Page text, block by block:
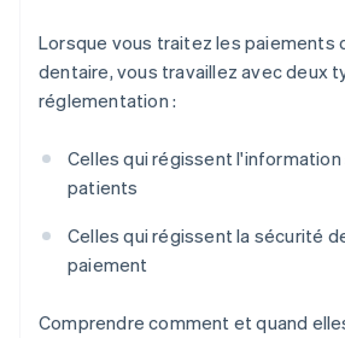
Lorsque vous traitez les paiements
dentaire, vous travaillez avec deux
réglementation :
Celles qui régissent l'information
patients
Celles qui régissent la sécurité
paiement
Comprendre comment et quand